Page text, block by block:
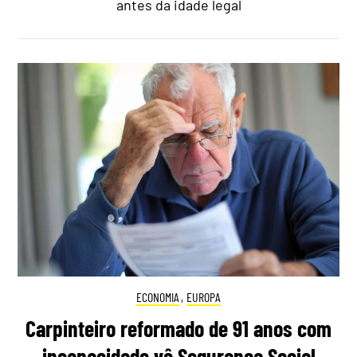
antes da idade legal
ECONOMIA , EUROPA
Carpinteiro reformado de 91 anos com